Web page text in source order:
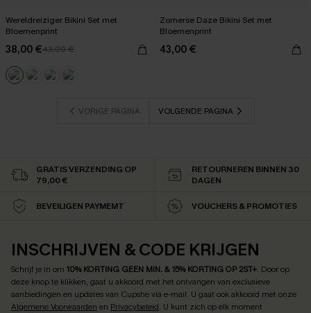
Wereldreiziger Bikini Set met
Bloemenprint
38,00 €43,00 €
Zomerse Daze Bikini Set met
Bloemenprint
43,00 €
VORIGE PAGINA VOLGENDE PAGINA
GRATIS VERZENDING OP
79,00 €
RETOURNEREN BINNEN 30
DAGEN
BEVEILIGEN PAYMEMT VOUCHERS & PROMOTIES
INSCHRIJVEN & CODE KRIJGEN
Schrijf je in om 10% KORTING GEEN MIN. & 15% KORTING OP 2ST+. Door op
deze knop te klikken, gaat u akkoord met het ontvangen van exclusieve
aanbiedingen en updates van Cupshe via e-mail. U gaat ook akkoord met onze
Algemene Voorwaarden en Privacybeleid. U kunt zich op elk moment